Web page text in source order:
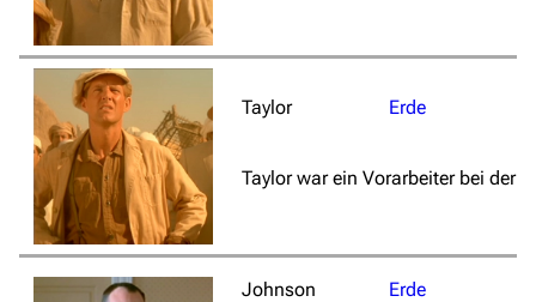
Taylor Erde
Taylor war ein Vorarbeiter bei der
Johnson Erde